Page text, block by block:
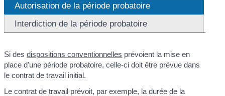
Autorisation de la période probatoire
Interdiction de la période probatoire
Si desdispositions conventionnelles prévoient la mise en
place d'une période probatoire, celle-ci doit être prévue dans
le contrat de travail initial.
Le contrat de travail prévoit, par exemple, la durée de la